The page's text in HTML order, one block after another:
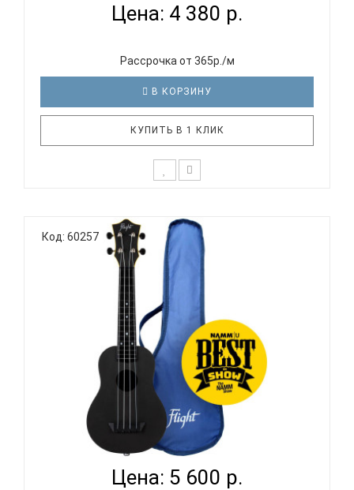
Цена: 4 380 р.
Рассрочка от 365р./м
В КОРЗИНУ
КУПИТЬ В 1 КЛИК
параллельный загадочный мир узора Аркана. Мир
тайны и таинства в переводе с испанского.
Спрятанные коды, текстуры и ритмы
приоритизируют вертикаль над горизонталью,
кратность над двоичным, искусственное н..
Код: 60257
FLIGHT TUS-35E BK - УКУЛЕЛЕ СОПРАНО
Цена: 5 600 р.